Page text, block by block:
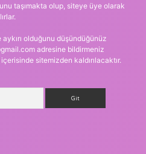
taşımakta olup, siteye üye olarak
olduğunu düşündüğünüz
adresine bildirmeniz
sitemizden kaldırılacaktır.